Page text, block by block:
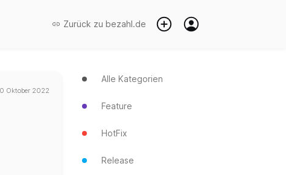
Zurück zu bezahl.de
Oktober 2022
Alle Kategorien
Feature
HotFix
Release